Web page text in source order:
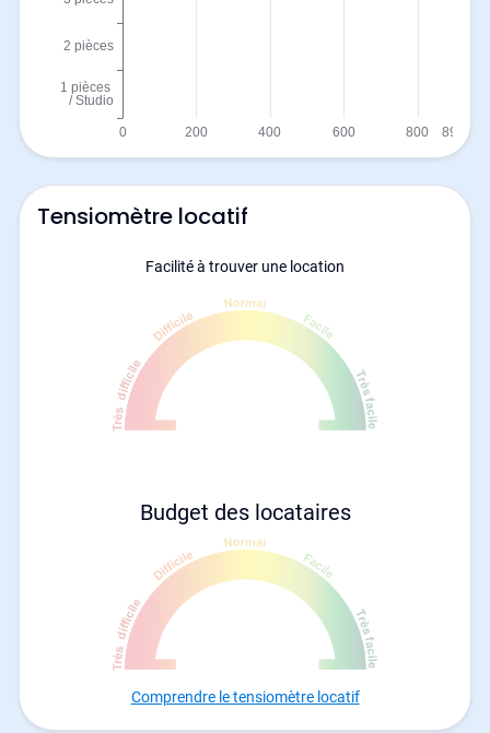
Tensiomètre locatif
Facilité à trouver une location
Budget des locataires
Comprendre le tensiomètre locatif